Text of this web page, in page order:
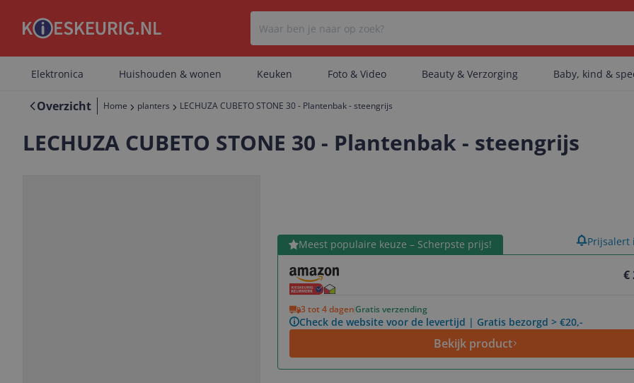
Er zijn geen categorieën gevonden.
Er zijn geen artikelen gevonden.
Elektronica Huishouden & wonen Keuken Foto & Video Beauty & Verzorging Baby, kind &
Overzicht Home planters LECHUZA CUBETO STONE 30 - Plantenbak - steengrijs
LECHUZA CUBETO STONE 30 - Plantenbak - steengrijs
Meest populaire keuze – Scherpste prijs!
€
3 tot 4 dagenGratis verzending
Check de website voor de levertijd | Gratis bezorgd > €20,-
Bekijk product
Bekijk product Prijsalert